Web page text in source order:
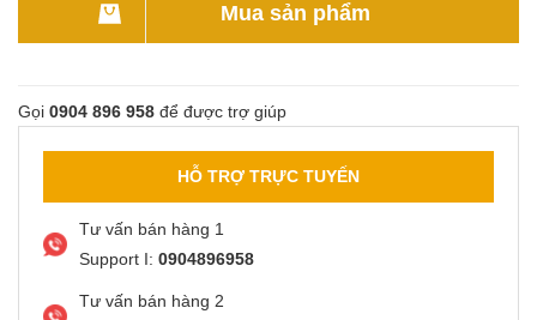
Mua sản phẩm
Gọi 0904 896 958 để được trợ giúp
HỖ TRỢ TRỰC TUYẾN
Tư vấn bán hàng 1
Support I: 0904896958
Tư vấn bán hàng 2